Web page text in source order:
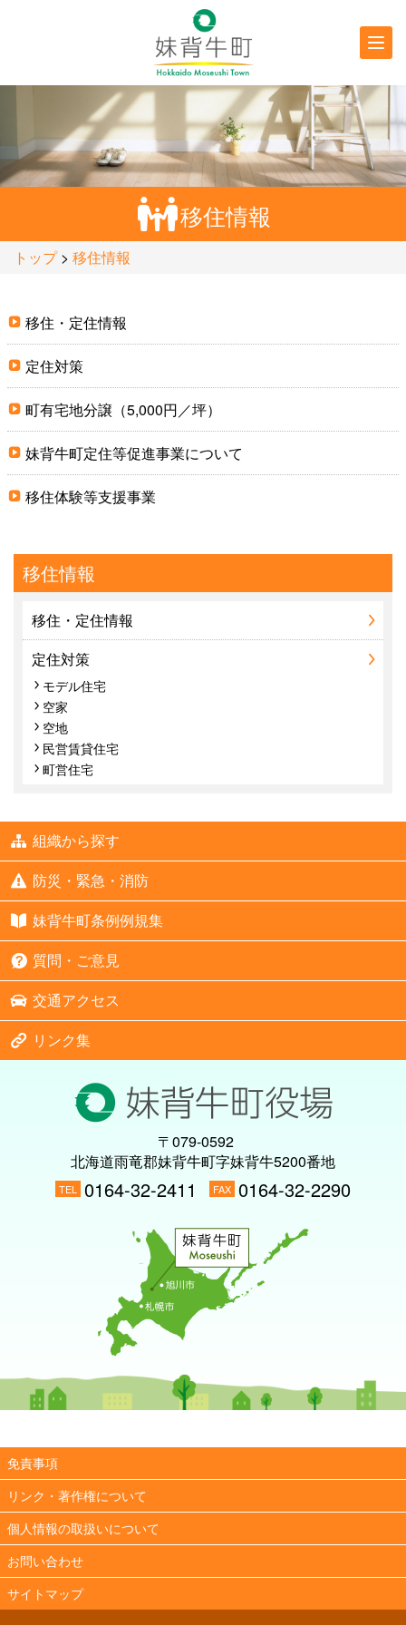
移住情報
トップ> 移住情報
移住・定住情報
定住対策
町有宅地分譲（5,000円／坪）
妹背牛町定住等促進事業について
移住体験等支援事業
移住情報
移住・定住情報
定住対策
モデル住宅
空家
空地
民営賃貸住宅
町営住宅
組織から探す
防災・緊急・消防
妹背牛町条例例規集
質問・ご意見
交通アクセス
リンク集
〒079-0592
北海道雨竜郡妹背牛町字妹背牛5200番地
TEL 0164-32-2411 FAX 0164-32-2290
免責事項
リンク・著作権について
個人情報の取扱いについて
お問い合わせ
サイトマップ